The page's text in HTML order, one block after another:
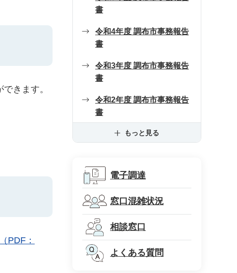
きます。
PDF：
書
令和4年度 調布市事務報告
書
令和3年度 調布市事務報告
書
令和2年度 調布市事務報告
書
もっと見る
電子調達
窓口混雑状況
相談窓口
よくある質問